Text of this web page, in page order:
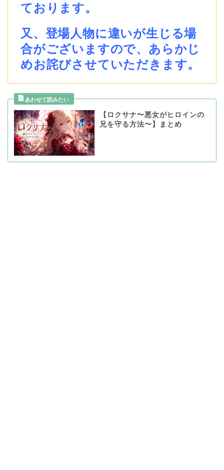
ております。
又、登場人物に違いが生じる場
合がございますので、あらかじ
めお詫びさせていただきます。
【ロクサナ〜悪女がヒロインの
兄を守る方法〜】まとめ